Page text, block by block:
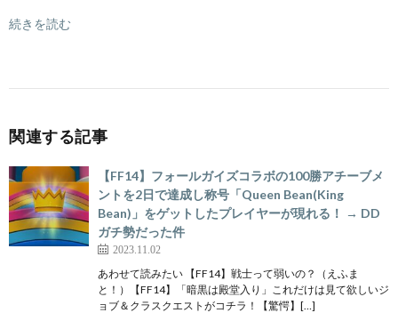
続きを読む
関連する記事
【FF14】フォールガイズコラボの100勝アチーブメ
ントを2日で達成し称号「Queen Bean(King
Bean)」をゲットしたプレイヤーが現れる！ → DD
ガチ勢だった件
2023.11.02
あわせて読みたい 【FF14】戦士って弱いの？（えふま
と！）【FF14】「暗黒は殿堂入り」これだけは見て欲しいジ
ョブ＆クラスクエストがコチラ！【驚愕】[…]